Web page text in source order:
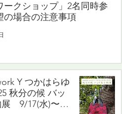
ークショップ」2名同時参
の場合の注意事項
Y つかはらゆ
秋分の候 バッ
展 9/17(水)〜